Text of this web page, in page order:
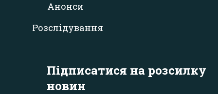
Анонси
Розслідування
Підписатися на розсилку
новин